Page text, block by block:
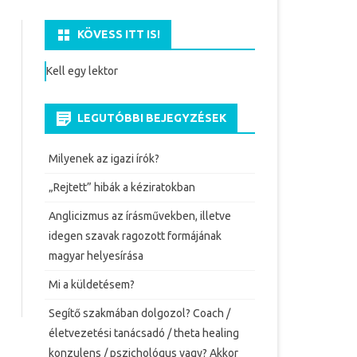
KÖVESS ITT IS!
Kell egy lektor
LEGUTÓBBI BEJEGYZÉSEK
Milyenek az igazi írók?
„Rejtett” hibák a kéziratokban
Anglicizmus az írásművekben, illetve
idegen szavak ragozott formájának
magyar helyesírása
Mi a küldetésem?
Segítő szakmában dolgozol? Coach /
életvezetési tanácsadó / theta healing
konzulens / pszichológus vagy? Akkor